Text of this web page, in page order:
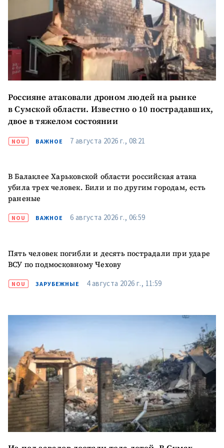
ПОДДЕРЖАТЬ
Россияне атаковали дроном людей на рынке
в Сумской области. Известно о 10 пострадавших,
двое в тяжелом состоянии
NOU ВАЖНОЕ 7 августа 2026 г., 08:21
В Балаклее Харьковской области российская атака
убила трех человек. Били и по другим городам, есть
раненые
NOU ВАЖНОЕ 6 августа 2026 г., 06:59
Пять человек погибли и десять пострадали при ударе
ВСУ по подмосковному Чехову
NOU ЗАРУБЕЖНЫЕ 4 августа 2026 г., 11:59